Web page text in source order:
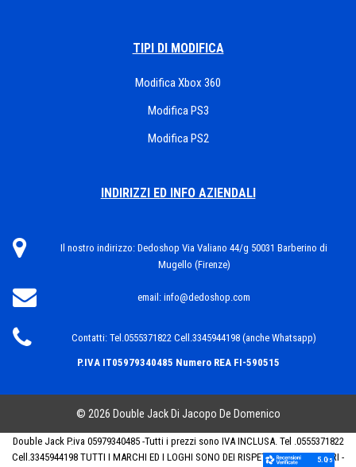
TIPI DI MODIFICA
Modifica Xbox 360
Modifica PS3
Modifica PS2
INDIRIZZI ED INFO AZIENDALI
Il nostro indirizzo: Dedoshop Via Valiano 44/g 50031 Barberino di
Mugello (Firenze)
email: info@dedoshop.com
Contatti: Tel.0555371822 Cell.3345944198 (anche Whatsapp)
P.IVA IT05979340485 Numero REA FI-590515
© 2026 Double Jack Di Jacopo De Domenico
Double Jack P.iva 05979340485 -Tutti i prezzi sono IVA INCLUSA. Tel .0555371822
Cell.3345944198 TUTTI I MARCHI ED I LOGHI SONO DEI RISPETTIVI PROPRIETARI -